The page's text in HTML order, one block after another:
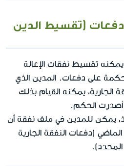
(تقسيط الدين
تقسيط نفقات الإعالة
على دفعات. المدين الذي
الجارية، يمكنه القيام بذلك
الحكم.
يمكن للمدين في ملف نفقة أن
(دفعات النفقة الجارية